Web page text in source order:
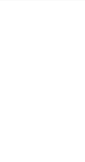
░▒░░
▒▓▓░  ▒░
░▓▓▓░ ▓▓░
▓▓▓ ░▓▓░ ▒
░▓▓▒ ▓▓▓ ▒▓░
░▓▓░▒▓▓ ░▓▓
▓▓▒▒▓▓ ▒▓▓ ░▓
▒▓▓▒▓▓░▓▓▒ ▒▓░
▒▓▓▓▓▓▒▓▓░░▓▓
▒▒▒▒▓▓▒▓▓▒░▓▓▒ ▒▓
▒▓▒
░▒
▒▒▒▓▓▒▓▒▒▒░░░
░▒▒▓▒▓▒▓▓▒▒▓▒
▒▒▒▓░▒▓▒ ▓▓
▒▓▒   ▒ ▒▒ ▓▓░ ▓
▒▓▒    ▓ ░▓▒
░  ▓░
▒▓▒▒     ░▓░
▒▓░
▓▓▒
░░        ▒▒
▓░
░▒
▒░
░▓